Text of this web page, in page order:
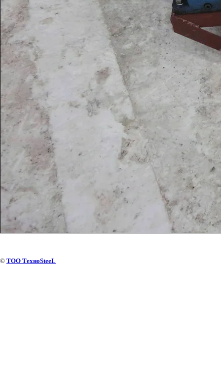
© ТОО ТехноSteeL